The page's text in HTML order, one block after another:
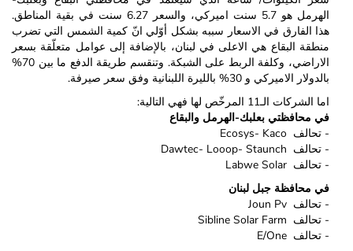
الهرمل هو 5.7 سنت اميركي، والسعر 6.27 سنت في بقية المناطق.
هذا الفارق في الاسعار سببه بشكل أوّلي انّ كمية الشمس التي تضرب
منطقة البقاع هي الاعلى في لبنان، بالإضافة إلى عوامل متعلّقة بسعر
الاراضي، وكلفة الربط على الشبكة. وتنقسم طريقة الدفع ما بين 70%
بالدولار الاميركي و 30% بالليرة اللبنانية وفق سعر صيرفة.
اما الشركات الـ11 المرخّص لها فهي التالية:
في محافظتي بعلبك-الهرمل والبقاع
- تحالف Ecosys- Kaco
- تحالف Dawtec- Looop- Staunch
- تحالف Labwe Solar
في محافظة جبل لبنان
- تحالف Joun Pv
- تحالف Sibline Solar Farm
- تحالف E/One